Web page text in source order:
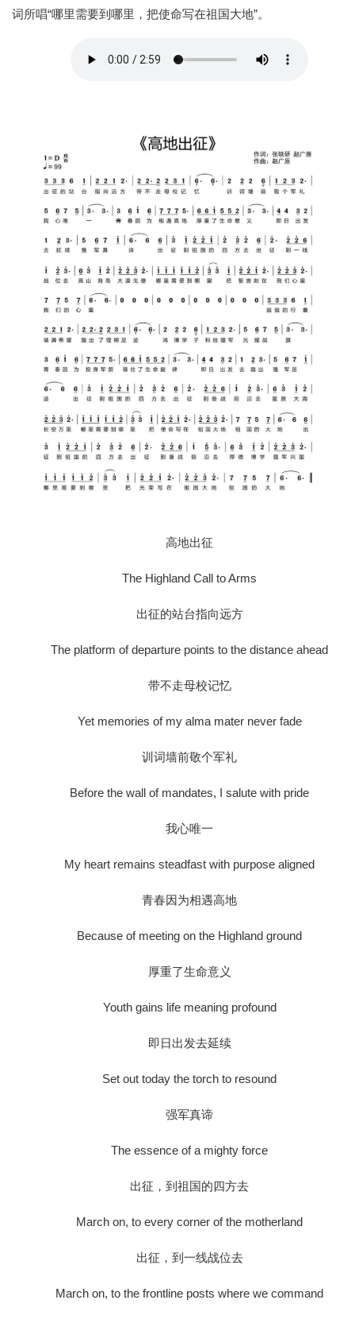
词所唱“哪里需要到哪里，把使命写在祖国大地”。
高地出征
The Highland Call to Arms
出征的站台指向远方
The platform of departure points to the distance ahead
带不走母校记忆
Yet memories of my alma mater never fade
训词墙前敬个军礼
Before the wall of mandates, I salute with pride
我心唯一
My heart remains steadfast with purpose aligned
青春因为相遇高地
Because of meeting on the Highland ground
厚重了生命意义
Youth gains life meaning profound
即日出发去延续
Set out today the torch to resound
强军真谛
The essence of a mighty force
出征，到祖国的四方去
March on, to every corner of the motherland
出征，到一线战位去
March on, to the frontline posts where we command